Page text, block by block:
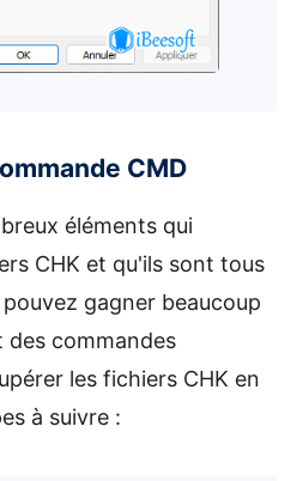
CMD
éléments qui
CHK et qu'ils sont tous
gagner beaucoup
des commandes
les fichiers CHK en
à suivre :